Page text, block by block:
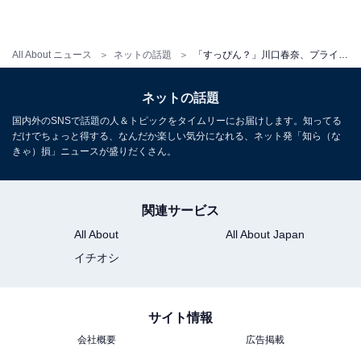
All About ニュース ネットの話題
ネットの話題
国内外のSNSで話題の人＆トピックをタイムリーにお届けします。知ってる
だけでちょっと得する、なんだか楽しい気分になれる、ネット発「知ら（な
きゃ）損」ニュースが盛りだくさん。
関連サービス
All About
All About Japan
イチオシ
サイト情報
会社概要
広告掲載